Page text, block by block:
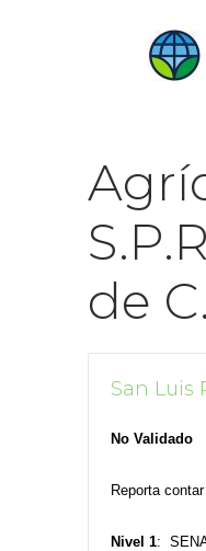
de
San Luis
No Validado
Reporta
Nivel 1: